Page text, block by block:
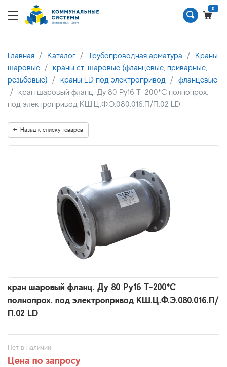
0
Главная Каталог Трубопроводная арматура
Краны
шаровые
краны ст. шаровые (фланцевые, приварные,
резьбовые)
краны LD под электропривод
фланцевые
кран шаровый фланц. Ду 80 Ру16 Т-200*С полнопрох.
под электропривод КШ.Ц.Ф.Э.080.016.П/П.02 LD
Назад к списку товаров
кран шаровый фланц. Ду 80 Ру16 Т-200*С
полнопрох. под электропривод КШ.Ц.Ф.Э.080.016.П/
П.02 LD
Нет в наличии
Цена по запросу